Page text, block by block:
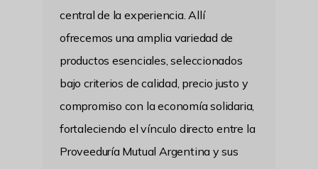
central de la experiencia. Allí
ofrecemos una amplia variedad de
productos esenciales, seleccionados
bajo criterios de calidad, precio justo y
compromiso con la economía solidaria,
fortaleciendo el vínculo directo entre la
Proveeduría Mutual Argentina y sus